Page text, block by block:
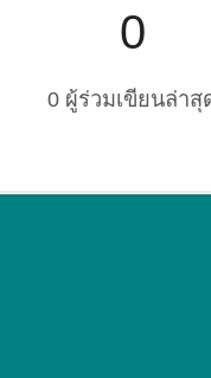
0
0 ผู้ร่วมเขียนล่าสุ